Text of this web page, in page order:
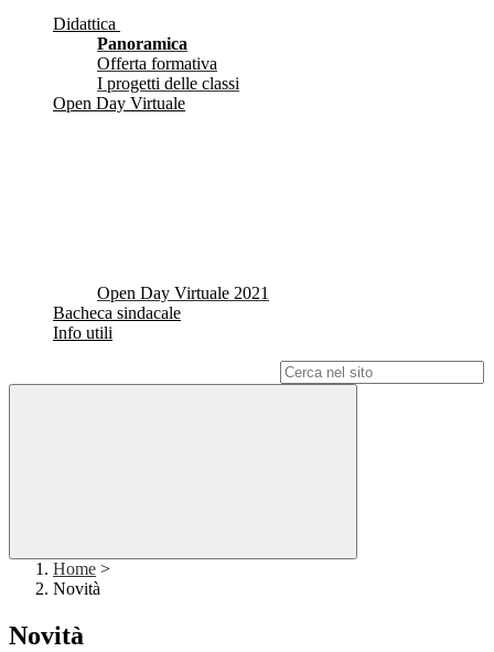
Didattica
Panoramica
Offerta formativa
I progetti delle classi
Open Day Virtuale
Open Day Virtuale 2021
Bacheca sindacale
Info utili
Home >
Novità
Novità